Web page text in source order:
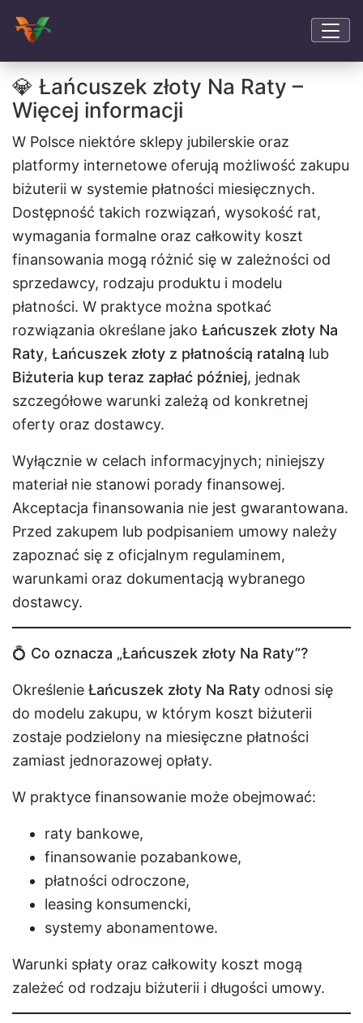
💎 Łańcuszek złoty Na Raty –
Więcej informacji
W Polsce niektóre sklepy jubilerskie oraz
platformy internetowe oferują możliwość zakupu
biżuterii w systemie płatności miesięcznych.
Dostępność takich rozwiązań, wysokość rat,
wymagania formalne oraz całkowity koszt
finansowania mogą różnić się w zależności od
sprzedawcy, rodzaju produktu i modelu
płatności. W praktyce można spotkać
rozwiązania określane jako Łańcuszek złoty Na
Raty, Łańcuszek złoty z płatnością ratalną lub
Biżuteria kup teraz zapłać później, jednak
szczegółowe warunki zależą od konkretnej
oferty oraz dostawcy.
Wyłącznie w celach informacyjnych; niniejszy
materiał nie stanowi porady finansowej.
Akceptacja finansowania nie jest gwarantowana.
Przed zakupem lub podpisaniem umowy należy
zapoznać się z oficjalnym regulaminem,
warunkami oraz dokumentacją wybranego
dostawcy.
💍 Co oznacza „Łańcuszek złoty Na Raty”?
Określenie Łańcuszek złoty Na Raty odnosi się
do modelu zakupu, w którym koszt biżuterii
zostaje podzielony na miesięczne płatności
zamiast jednorazowej opłaty.
W praktyce finansowanie może obejmować:
raty bankowe,
finansowanie pozabankowe,
płatności odroczone,
leasing konsumencki,
systemy abonamentowe.
Warunki spłaty oraz całkowity koszt mogą
zależeć od rodzaju biżuterii i długości umowy.